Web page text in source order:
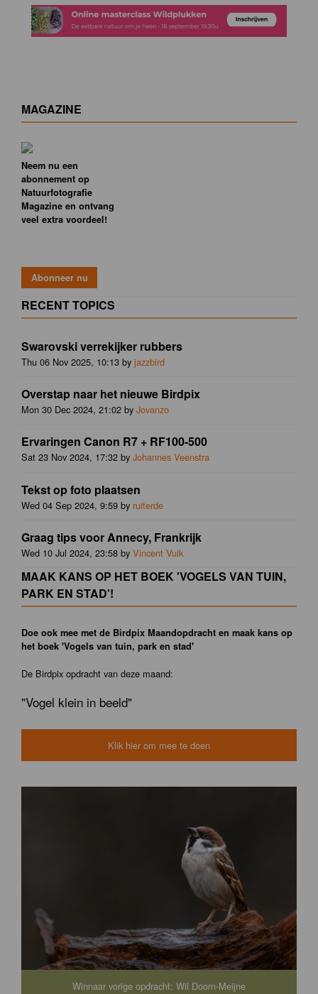
MAGAZINE
Neem nu een
abonnement op
Natuurfotografie
Magazine en ontvang
veel extra voordeel!
RECENT TOPICS
Swarovski verrekijker rubbers
Thu 06 Nov 2025, 10:13 by jazzbird
Overstap naar het nieuwe Birdpix
Mon 30 Dec 2024, 21:02 by Jovanzo
Ervaringen Canon R7 + RF100-500
Sat 23 Nov 2024, 17:32 by Johannes Veenstra
Tekst op foto plaatsen
Wed 04 Sep 2024, 9:59 by ruiterde
Graag tips voor Annecy, Frankrijk
Wed 10 Jul 2024, 23:58 by Vincent Vuik
MAAK KANS OP HET BOEK 'VOGELS VAN TUIN,
PARK EN STAD'!
Doe ook mee met de Birdpix Maandopdracht en maak kans op
het boek 'Vogels van tuin, park en stad'
De Birdpix opdracht van deze maand:
"Vogel klein in beeld"
Klik hier om mee te doen
Winnaar vorige opdracht: Wil Doorn-Meijne